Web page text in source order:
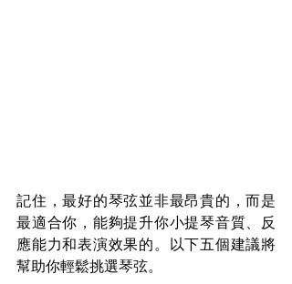
記住，最好的琴弦並非最昂貴的，而是
最適合你，能夠提升你小提琴音質、反
應能力和表演效果的。以下五個建議將
幫助你輕鬆挑選琴弦。